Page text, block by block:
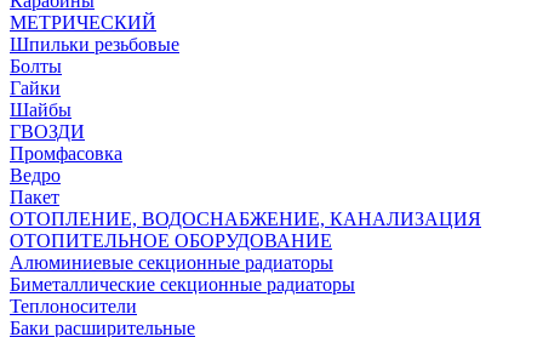
МЕТРИЧЕСКИЙ
Шпильки резьбовые
Болты
Гайки
Шайбы
ГВОЗДИ
Промфасовка
Ведро
Пакет
ОТОПЛЕНИЕ, ВОДОСНАБЖЕНИЕ, КАНАЛИЗАЦИЯ
ОТОПИТЕЛЬНОЕ ОБОРУДОВАНИЕ
Алюминиевые секционные радиаторы
Биметаллические секционные радиаторы
Теплоносители
Баки расширительные